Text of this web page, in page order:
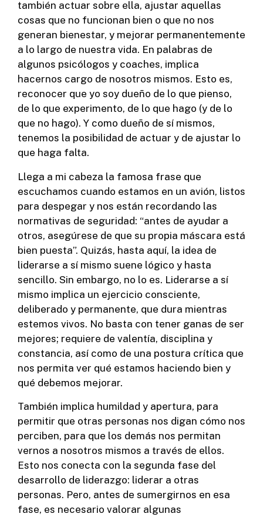
también actuar sobre ella, ajustar aquellas
cosas que no funcionan bien o que no nos
generan bienestar, y mejorar permanentemente
a lo largo de nuestra vida. En palabras de
algunos psicólogos y coaches, implica
hacernos cargo de nosotros mismos. Esto es,
reconocer que yo soy dueño de lo que pienso,
de lo que experimento, de lo que hago (y de lo
que no hago). Y como dueño de sí mismos,
tenemos la posibilidad de actuar y de ajustar lo
que haga falta.
Llega a mi cabeza la famosa frase que
escuchamos cuando estamos en un avión, listos
para despegar y nos están recordando las
normativas de seguridad: “antes de ayudar a
otros, asegúrese de que su propia máscara está
bien puesta”. Quizás, hasta aquí, la idea de
liderarse a sí mismo suene lógico y hasta
sencillo. Sin embargo, no lo es. Liderarse a sí
mismo implica un ejercicio consciente,
deliberado y permanente, que dura mientras
estemos vivos. No basta con tener ganas de ser
mejores; requiere de valentía, disciplina y
constancia, así como de una postura crítica que
nos permita ver qué estamos haciendo bien y
qué debemos mejorar.
También implica humildad y apertura, para
permitir que otras personas nos digan cómo nos
perciben, para que los demás nos permitan
vernos a nosotros mismos a través de ellos.
Esto nos conecta con la segunda fase del
desarrollo de liderazgo: liderar a otras
personas. Pero, antes de sumergirnos en esa
fase, es necesario valorar algunas